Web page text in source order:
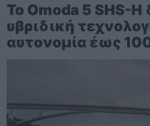
Το Omoda 5 SHS-H
υβριδική
αυτονομία έως